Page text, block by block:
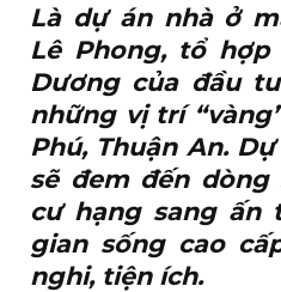
Là dự án nhà ở
Lê Phong, tổ hợp
Dươngcủa đầu
những vị trí
Phú, Thuận An.
sẽ đem đến dòng
cư hạng sang ấn
gian sống cao
nghi, tiện ích.